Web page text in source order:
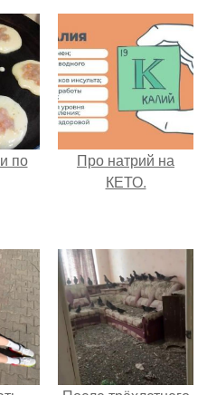
по
Про натрий на
КЕТО.